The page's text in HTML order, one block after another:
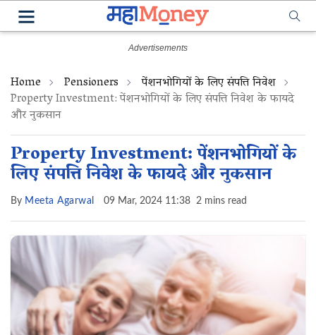
Home Pensioners पेंशनभोगियों के लिए संपत्ति निवेश
Property Investment: पेंशनभोगियों के लिए संपत्ति निवेश के फायदे
और नुकसान
Property Investment: पेंशनभोगियों के
लिए संपत्ति निवेश के फायदे और नुकसान
By Meeta Agarwal 09 Mar, 2024 11:38 2 mins read